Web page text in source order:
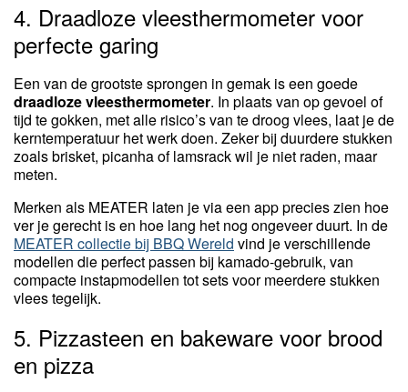
4. Draadloze vleesthermometer voor
perfecte garing
Een van de grootste sprongen in gemak is een goede
draadloze vleesthermometer. In plaats van op gevoel of
tijd te gokken, met alle risico’s van te droog vlees, laat je de
kerntemperatuur het werk doen. Zeker bij duurdere stukken
zoals brisket, picanha of lamsrack wil je niet raden, maar
meten.
Merken als MEATER laten je via een app precies zien hoe
ver je gerecht is en hoe lang het nog ongeveer duurt. In de
MEATER collectie bij BBQ Wereld vind je verschillende
modellen die perfect passen bij kamado-gebruik, van
compacte instapmodellen tot sets voor meerdere stukken
vlees tegelijk.
5. Pizzasteen en bakeware voor brood
en pizza